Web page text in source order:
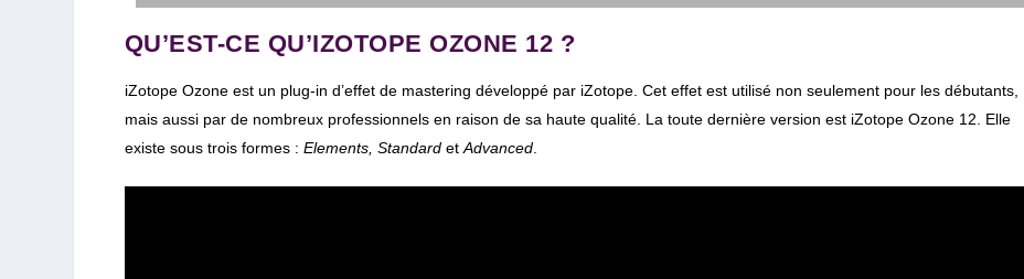
QU’EST-CE QU’IZOTOPE OZONE 12 ?
iZotope Ozone est un plug-in d’effet de mastering développé par iZotope. Cet effet est utilisé non seulement pour les débutants,
mais aussi par de nombreux professionnels en raison de sa haute qualité. La toute dernière version est iZotope Ozone 12. Elle
existe sous trois formes : Elements, Standardet Advanced.